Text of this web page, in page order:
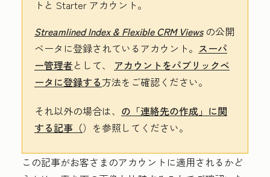
トと Starter アカウント。
Streamlined Index & Flexible CRM Viewsの公開
ベータに登録されているアカウント。 スーパ
ー管理者として、 アカウントをパブリックベ
ータに登録する方法をご確認ください。
それ以外の場合は、 の「連絡先の作成」に関
する記事（）を参照してください。
この記事がお客さまのアカウントに適用されるかど